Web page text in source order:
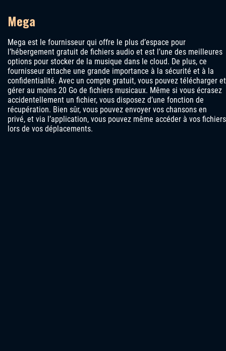
Mega
Mega est le fournisseur qui offre le plus d’espace pour
l’hébergement gratuit de fichiers audio et est l’une des meilleures
options pour stocker de la musique dans le cloud. De plus, ce
fournisseur attache une grande importance à la sécurité et à la
confidentialité. Avec un compte gratuit, vous pouvez télécharger et
gérer au moins 20 Go de fichiers musicaux. Même si vous écrasez
accidentellement un fichier, vous disposez d’une fonction de
récupération. Bien sûr, vous pouvez envoyer vos chansons en
privé, et via l’application, vous pouvez même accéder à vos fichiers
lors de vos déplacements.